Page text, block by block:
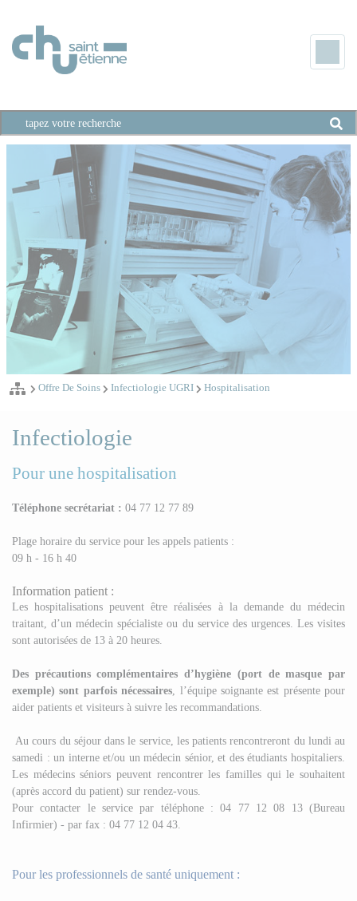
Offre De Soins Infectiologie UGRI Hospitalisation
Infectiologie
Pour une hospitalisation
Téléphone secrétariat : 04 77 12 77 89
Plage horaire du service pour les appels patients :
09 h - 16 h 40
Information patient :
Les hospitalisations peuvent être réalisées à la demande du médecin
traitant, d’un médecin spécialiste ou du service des urgences. Les visites
sont autorisées de 13 à 20 heures.
Des précautions complémentaires d’hygiène (port de masque par
exemple) sont parfois nécessaires , l’équipe soignante est présente pour
aider patients et visiteurs à suivre les recommandations.
Au cours du séjour dans le service, les patients rencontreront du lundi au
samedi : un interne et/ou un médecin sénior, et des étudiants hospitaliers.
Les médecins séniors peuvent rencontrer les familles qui le souhaitent
(après accord du patient) sur rendez-vous.
Pour contacter le service par téléphone : 04 77 12 08 13 (Bureau
Infirmier) - par fax : 04 77 12 04 43.
Pour les professionnels de santé uniquement :